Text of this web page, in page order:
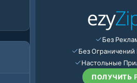
Без
Без
Настольные
ПОЛУЧИТЬ